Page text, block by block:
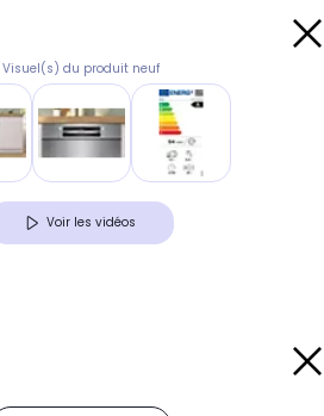
Visuel(s) du produit neuf
Voir les vidéos